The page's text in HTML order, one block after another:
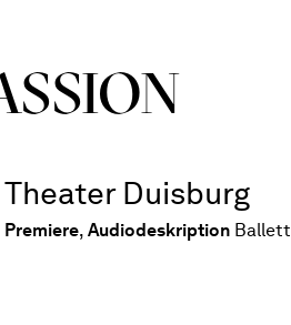
Theater Duisburg
Premiere, Audiodeskription Ballett